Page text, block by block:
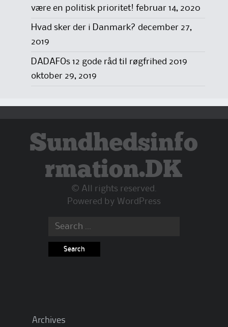
være en politisk prioritet! februar 14, 2020
Hvad sker der i Danmark? december 27,
2019
DADAFOs 12 gode råd til røgfrihed 2019
oktober 29, 2019
Sundhedsinfo
rmation.DK
© All rights reserved.
Powered by WordPress
Search
Archives